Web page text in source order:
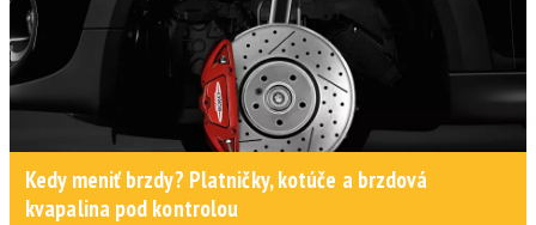
Kedy meniť brzdy? Platničky, kotúče a brzdová
kvapalina pod kontrolou